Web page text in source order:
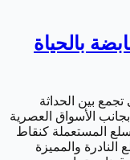
بالحياة
تجمع بين الحداثة
بجانب الأسواق العصرية
المستعملة كنقاط
والمميزة